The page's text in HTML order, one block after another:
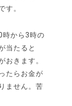
す。
時から3時の
当たると
おきます。
たらお金が
ません。苦